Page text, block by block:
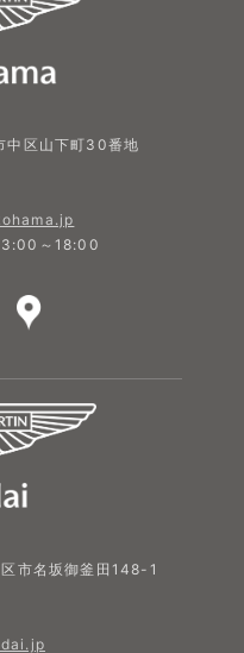
区山下町30番地
～18:00
市名坂御釜田148-1